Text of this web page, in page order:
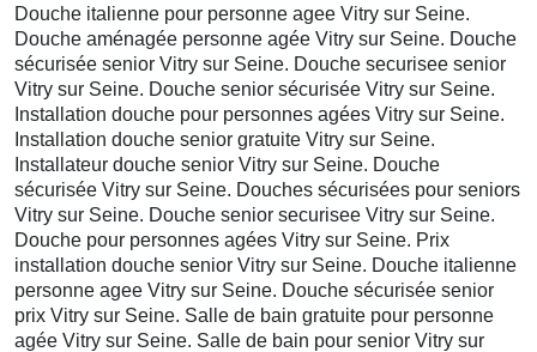
Douche italienne pour personne agee Vitry sur Seine.
Douche aménagée personne agée Vitry sur Seine. Douche
sécurisée senior Vitry sur Seine. Douche securisee senior
Vitry sur Seine. Douche senior sécurisée Vitry sur Seine.
Installation douche pour personnes agées Vitry sur Seine.
Installation douche senior gratuite Vitry sur Seine.
Installateur douche senior Vitry sur Seine. Douche
sécurisée Vitry sur Seine. Douches sécurisées pour seniors
Vitry sur Seine. Douche senior securisee Vitry sur Seine.
Douche pour personnes agées Vitry sur Seine. Prix
installation douche senior Vitry sur Seine. Douche italienne
personne agee Vitry sur Seine. Douche sécurisée senior
prix Vitry sur Seine. Salle de bain gratuite pour personne
agée Vitry sur Seine. Salle de bain pour senior Vitry sur